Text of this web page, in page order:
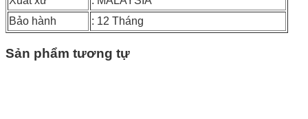
Bảo hành
: 12 Tháng
Sản phẩm tương tự